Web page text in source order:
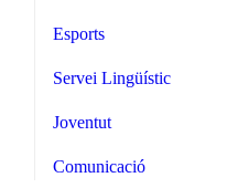
Esports
Servei Lingüístic
Joventut
Comunicació